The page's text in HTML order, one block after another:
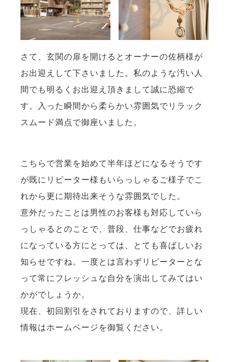
さて、玄関の扉を開けるとオーナーの佐柄様が
お出迎えして下さいました。私のような汚い人
間でも明るくお出迎え頂きまして誠に恐縮で
す。入った瞬間から柔らかい雰囲気でリラック
スムード満点で御座いました。
こちらで営業を始めて半年ほどになるそうです
が既にリピーター様もいらっしゃるご様子でこ
れから更に期待出来そうな雰囲気でした。
意外だったことは男性のお客様も対応していら
っしゃるとのことで、普段、仕事などでお疲れ
になっている方にとっては、とても喜ばしいお
知らせですね。一度とは言わずリピーターとな
って常にフレッシュな自分を演出してみてはい
かがでしょうか。
現在、初回割引をされておりますので、詳しい
情報はホームページを御覧ください。